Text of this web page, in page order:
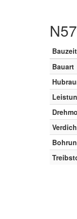
Bauzeit
Bauart